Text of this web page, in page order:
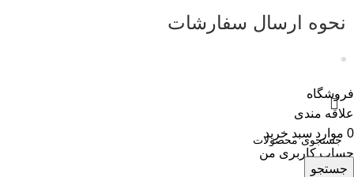
نحوه ارسال سفارشات
جستجو
فروشگاه
علاقه مندی
0 موارد سبد خرید
حساب کاربری من